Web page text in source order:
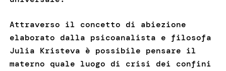
Attraverso il concetto di abiezione
elaborato dalla psicoanalista e filosofa
Julia Kristeva è possibile pensare il
materno quale luogo di crisi dei confini